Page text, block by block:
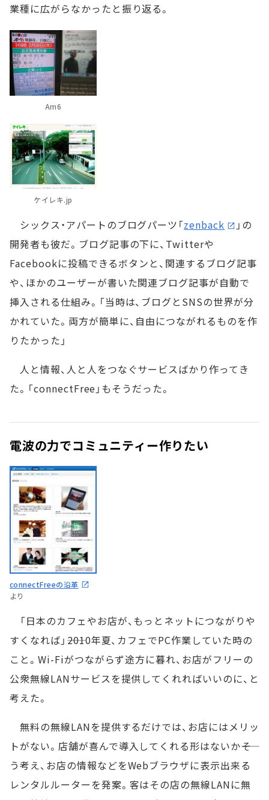
業種に広がらなかったと振り返る。
Am6
ケイレキ.jp
シックス・アパートのブログパーツ「zenback
」の
開発者も彼だ。ブログ記事の下に、Twitterや
Facebookに投稿できるボタンと、関連するブログ記事
や、ほかのユーザーが書いた関連ブログ記事が自動で
挿入される仕組み。「当時は、ブログとSNSの世界が分
かれていた。両方が簡単に、自由につながれるものを作
りたかった」
人と情報、人と人をつなぐサービスばかり作ってき
た。「connectFree」もそうだった。
電波の力でコミュニティー作りたい
connectFreeの沿革
より
「日本のカフェやお店が、もっとネットにつながりや
すくなれば」――2010年夏、カフェでPC作業していた時の
こと。Wi-Fiがつながらず途方に暮れ、お店がフリーの
公衆無線LANサービスを提供してくれればいいのに、と
考えた。
無料の無線LANを提供するだけでは、お店にはメリッ
トがない。店舗が喜んで導入してくれる形はないか――そ
う考え、お店の情報などをWebブラウザに表示出来る
レンタルルーターを発案。客はその店の無線LANに無